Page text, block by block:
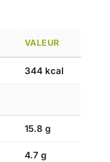
VALEUR
344 kcal
15.8 g
4.7 g